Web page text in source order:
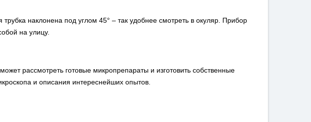
наклонена под углом 45° – так удобнее смотреть в окуляр. Прибор
на улицу.
рассмотреть готовые микропрепараты и изготовить собственные
и описания интереснейших опытов.